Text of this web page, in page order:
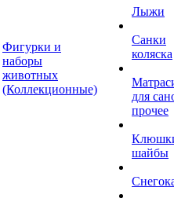
Фигурки и
наборы
животных
(Коллекционные)
Лыжи
Санки
коляска
для
прочее
шайбы